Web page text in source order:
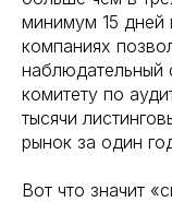
минимум 15 дней
компаниях
наблюдательный
комитету по
тысячи
рынок за один
Вот что значит